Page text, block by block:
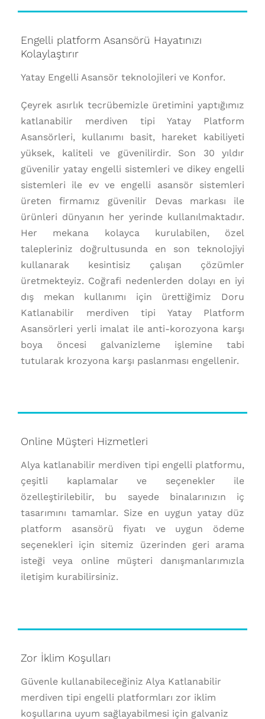
Engelli platform Asansörü Hayatınızı
Kolaylaştırır
Yatay Engelli Asansör teknolojileri ve Konfor.
Çeyrek asırlık tecrübemizle üretimini yaptığımız
katlanabilir merdiven tipi Yatay Platform
Asansörleri, kullanımı basit, hareket kabiliyeti
yüksek, kaliteli ve güvenilirdir. Son 30 yıldır
güvenilir yatay engelli sistemleri ve dikey engelli
sistemleri ile ev ve engelli asansör sistemleri
üreten firmamız güvenilir Devas markası ile
ürünleri dünyanın her yerinde kullanılmaktadır.
Her mekana kolayca kurulabilen, özel
talepleriniz doğrultusunda en son teknolojiyi
kullanarak kesintisiz çalışan çözümler
üretmekteyiz. Coğrafi nedenlerden dolayı en iyi
dış mekan kullanımı için ürettiğimiz Doru
Katlanabilir merdiven tipi Yatay Platform
Asansörleri yerli imalat ile anti-korozyona karşı
boya öncesi galvanizleme işlemine tabi
tutularak krozyona karşı paslanması engellenir.
Online Müşteri Hizmetleri
Alya katlanabilir merdiven tipi engelli platformu,
çeşitli kaplamalar ve seçenekler ile
özelleştirilebilir, bu sayede binalarınızın iç
tasarımını tamamlar. Size en uygun yatay düz
platform asansörü fiyatı ve uygun ödeme
seçenekleri için sitemiz üzerinden geri arama
isteği veya online müşteri danışmanlarımızla
iletişim kurabilirsiniz.
Zor İklim Koşulları
Güvenle kullanabileceğiniz Alya Katlanabilir
merdiven tipi engelli platformları zor iklim
koşullarına uyum sağlayabilmesi için galvaniz